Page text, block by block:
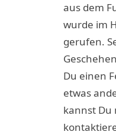
aus dem
wurde im
gerufen.
Du einen
etwas
kannst Du